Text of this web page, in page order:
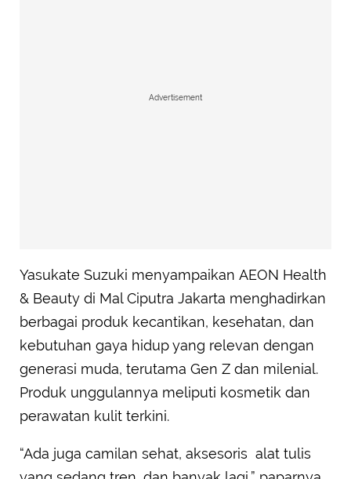
Advertisement
Yasukate Suzuki menyampaikan AEON Health
& Beauty di Mal Ciputra Jakarta menghadirkan
berbagai produk kecantikan, kesehatan, dan
kebutuhan gaya hidup yang relevan dengan
generasi muda, terutama Gen Z dan milenial.
Produk unggulannya meliputi kosmetik dan
perawatan kulit terkini.
“Ada juga camilan sehat, aksesoris alat tulis